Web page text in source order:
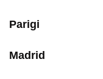
Parigi
Madrid